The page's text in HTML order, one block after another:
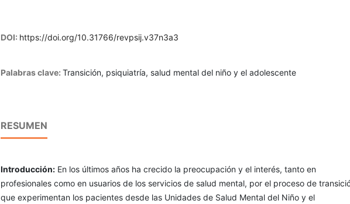
DOI: https://doi.org/10.31766/revpsij.v37n3a3
Palabras clave: Transición, psiquiatría, salud mental del niño y el adolescente
RESUMEN
Introducción:En los últimos años ha crecido la preocupación y el interés, tanto en
profesionales como en usuarios de los servicios de salud mental, por el proceso de
que experimentan los pacientes desde las Unidades de Salud Mental del Niño y el